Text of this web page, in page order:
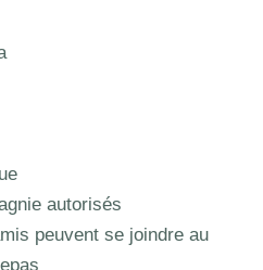
autorisés
peuvent se joindre au